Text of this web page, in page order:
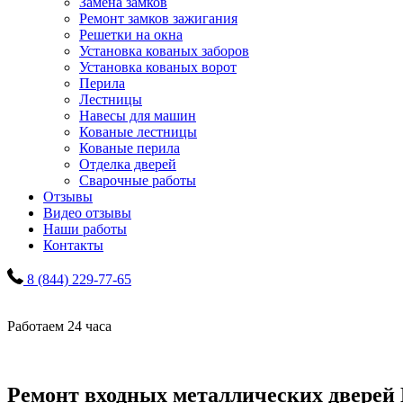
Ремонт замков зажигания
Решетки на окна
Установка кованых заборов
Установка кованых ворот
Перила
Лестницы
Навесы для машин
Кованые лестницы
Кованые перила
Отделка дверей
Сварочные работы
Отзывы
Видео отзывы
Наши работы
Контакты
8 (844) 229-77-65
Работаем 24 часа
Ремонт входных металлических